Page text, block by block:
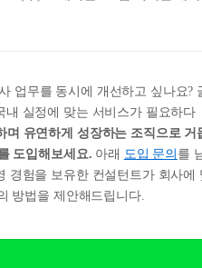
업무를 동시에 개선하고 싶나요?
내 실정에 맞는 서비스가 필요하다
며 유연하게 성장하는 조직으로 거
도입해보세요. 아래 도입 문의 를
경험을 보유한 컨설턴트가 회사에
방법을 제안해드립니다.